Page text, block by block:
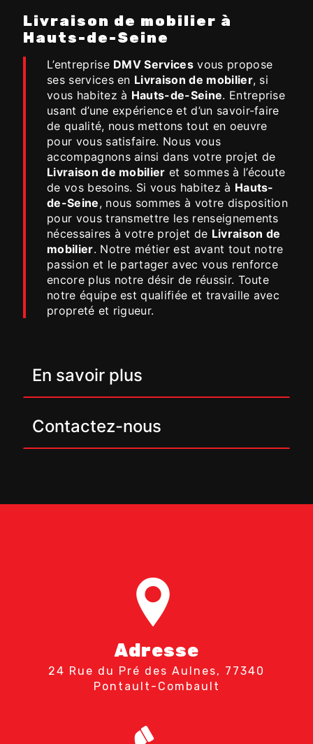
Livraison de mobilier à
Hauts-de-Seine
L’entreprise DMV Services vous propose
ses services en Livraison de mobilier, si
vous habitez à Hauts-de-Seine. Entreprise
usant d’une expérience et d’un savoir-faire
de qualité, nous mettons tout en oeuvre
pour vous satisfaire. Nous vous
accompagnons ainsi dans votre projet de
Livraison de mobilier et sommes à l’écoute
de vos besoins. Si vous habitez à Hauts-
de-Seine, nous sommes à votre disposition
pour vous transmettre les renseignements
nécessaires à votre projet de Livraison de
mobilier. Notre métier est avant tout notre
passion et le partager avec vous renforce
encore plus notre désir de réussir. Toute
notre équipe est qualifiée et travaille avec
propreté et rigueur.
En savoir plus
Contactez-nous
Adresse
24 Rue du Pré des Aulnes, 77340
Pontault-Combault